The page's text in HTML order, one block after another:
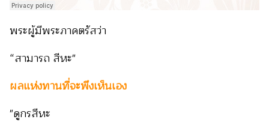
พระผู้มีพระภาคตรัสว่า
“สามารถ สีหะ"
ผลแห่งทานที่จะพึงเห็นเอง
"ดูกรสีหะ